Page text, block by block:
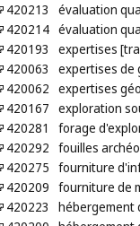
420213
évaluation
420214 évaluation
420193
expertises
420063
expertises de
420062 expertises
420167 exploration
420281
forage
420292 fouilles
420275 fourniture
420209 fourniture de
420223
hébergement